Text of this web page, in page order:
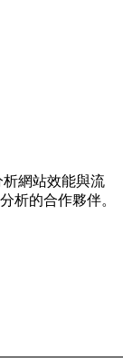
析網站效能與流
析的合作夥伴。